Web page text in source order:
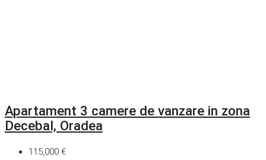
Apartament 3 camere de vanzare in zona
Decebal, Oradea
115,000 €